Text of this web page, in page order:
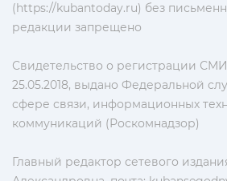
(https://kubantoday.ru) без
редакции запрещено
Свидетельство о регистрации
25.05.2018, выдано Федеральной
сфере связи, информационных
коммуникаций (Роскомнадзор)
Главный редактор сетевого